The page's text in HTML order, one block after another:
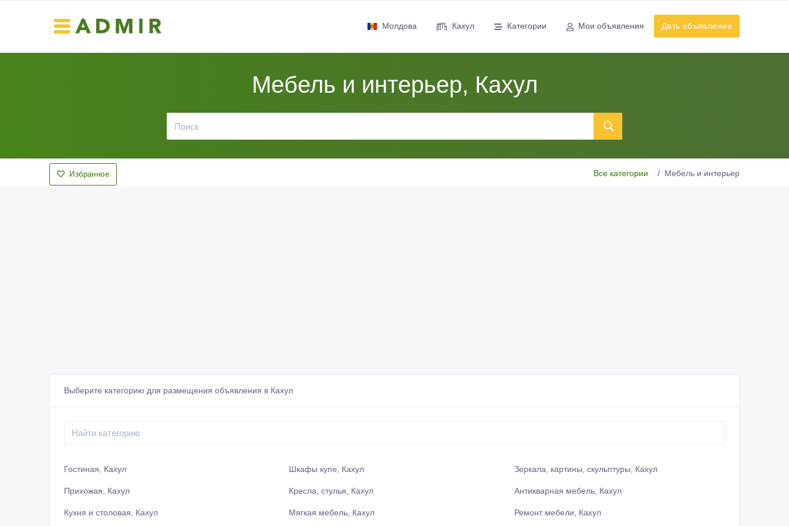
Молдова Кахул Категории Мои объявления Дать объявление
Мебель и интерьер, Кахул
Избранное Все категории Мебель и интерьер
Выберите категорию для размещения объявления в Кахул
Гостиная, Кахул
Прихожая, Кахул
Кухня и столовая, Кахул
Шкафы купе, Кахул
Кресла, стулья, Кахул
Мягкая мебель, Кахул
Зеркала, картины, скульптуры, Кахул
Антикварная мебель, Кахул
Ремонт мебели, Кахул